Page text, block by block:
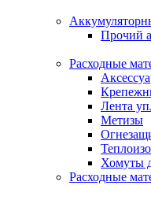
Прочий
Расходные
Лента
Метизы
Хомуты
Расходные